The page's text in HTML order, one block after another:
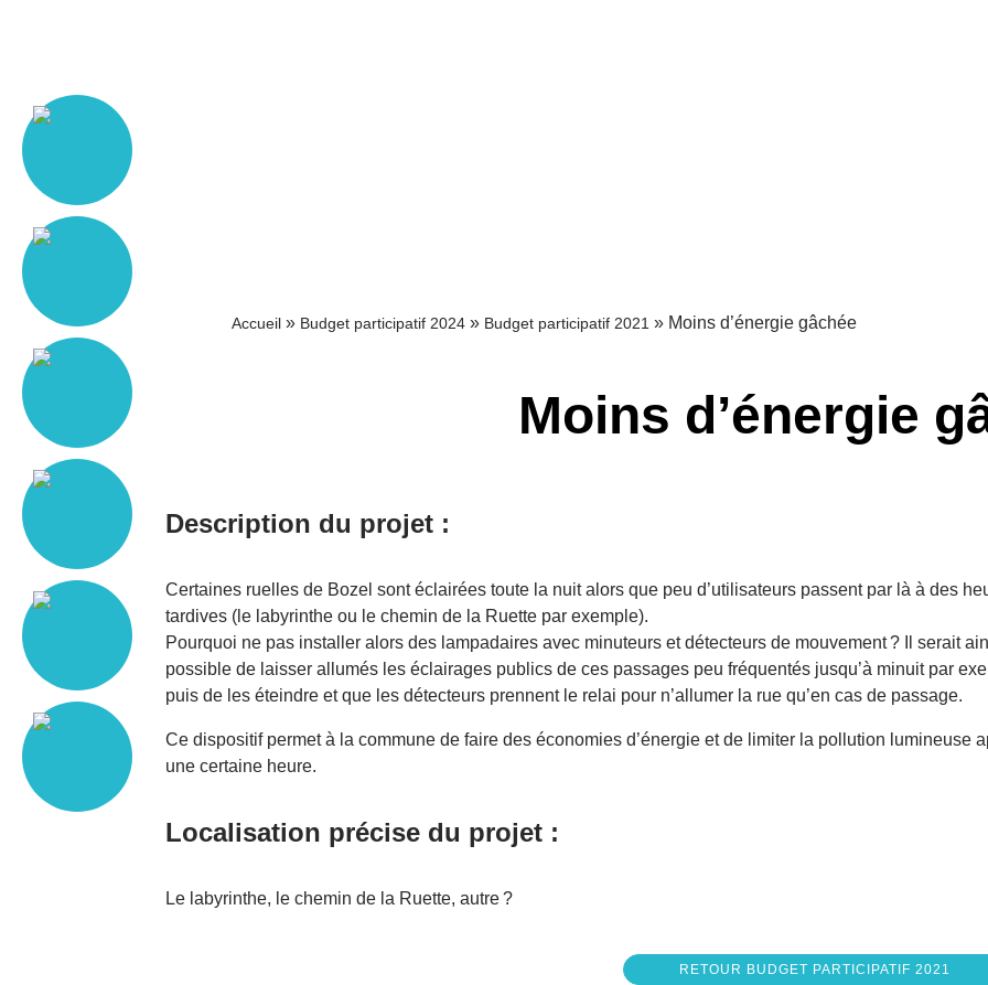
Accueil » Budget participatif 2024 » Budget participatif 2021 » Moins d’énergie gâchée
Moins d’énergie
Description du projet :
Certaines ruelles de Bozel sont éclairées toute la nuit alors que peu d’utilisateurs passent par là à des
tardives (le labyrinthe ou le chemin de la Ruette par exemple).
Pourquoi ne pas installer alors des lampadaires avec minuteurs et détecteurs de mouvement ? Il serait
possible de laisser allumés les éclairages publics de ces passages peu fréquentés jusqu’à minuit par
puis de les éteindre et que les détecteurs prennent le relai pour n’allumer la rue qu’en cas de passage.
Ce dispositif permet à la commune de faire des économies d’énergie et de limiter la pollution lumineuse
une certaine heure.
Localisation précise du projet :
Le labyrinthe, le chemin de la Ruette, autre ?
RETOUR BUDGET PARTICIPATIF 2021